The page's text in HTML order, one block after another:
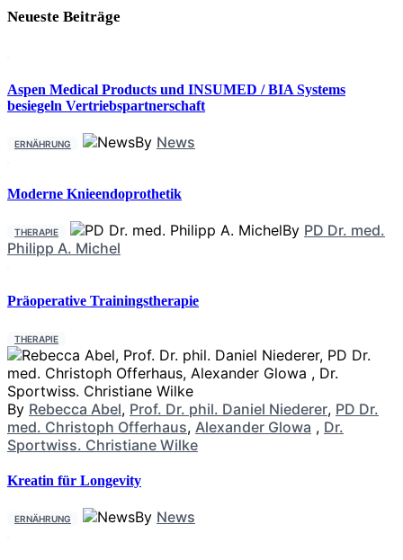
Neueste Beiträge
Aspen Medical Products und INSUMED / BIA Systems
besiegeln Vertriebspartnerschaft
ERNÄHRUNG By News
Moderne Knieendoprothetik
THERAPIE By PD Dr. med.
Philipp A. Michel
Präoperative Trainingstherapie
THERAPIE
By Rebecca Abel, Prof. Dr. phil. Daniel Niederer, PD Dr.
med. Christoph Offerhaus, Alexander Glowa , Dr.
Sportwiss. Christiane Wilke
Kreatin für Longevity
ERNÄHRUNG By News